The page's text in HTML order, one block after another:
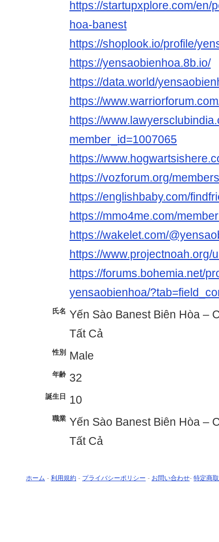
https://startupxplore.com/en/
hoa-banest
https://shoplook.io/profile/
https://yensaobienhoa.8b.io/
https://data.world/
https://
https://
member_id=1007065
https://
https://vozforum.org/
https://englishbaby.com/
https://mmo4me.com/
https://wakelet.com/
https://www.projectnoah.org/
https://forums.bohemia.net/
yensaobienhoa/
氏名 Yến Sào Banest Biên Hòa –
Tất Cả
性別 Male
年齢 32
誕生日 10
職業 Yến Sào Banest Biên Hòa –
Tất Cả
ホーム - 利用規約 - プライバシーポリシー - お問い合わせ- 特定商